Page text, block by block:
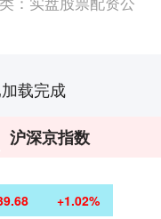
载完成
沪深京指数
+1.02%